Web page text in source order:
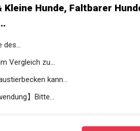
Hunde, Faltbarer
des...
Vergleich zu...
kann...
】Bitte...